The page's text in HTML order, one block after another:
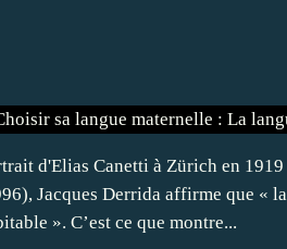
d'Elias Canetti à Zürich en
Jacques Derrida affirme que «
». C’est ce que montre...